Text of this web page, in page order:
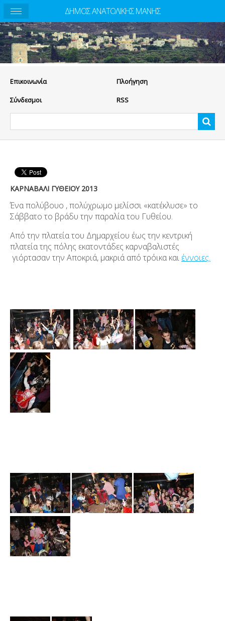
Eπικοινωνία Πλοήγηση
Σύνδεσμοι RSS
ΚΑΡΝΑΒΑΛΙ ΓΥΘΕΙΟΥ 2013
Ένα πολύβουο , πολύχρωμο μελίσσι «κατέκλυσε» το
Σάββατο το βράδυ την παραλία του Γυθείου.
Από την πλατεία του Δημαρχείου έως την κεντρική
πλατεία της πόλης εκατοντάδες καρναβαλιστές
γιόρτασαν την Αποκριά, μακριά από τρόικα και έννοιες.
ΔΗΜΟΣ ΑΝΑΤΟΛΙΚΗΣ ΜΑΝΗΣ